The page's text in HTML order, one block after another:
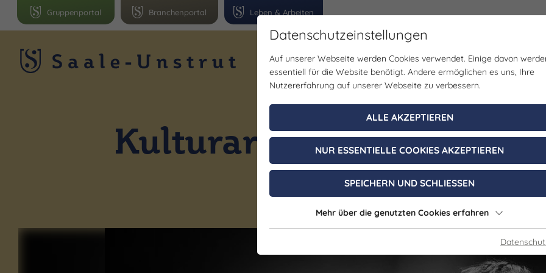
Leben & Arbeiten
Branchenportal
Gruppenportal
Region Erlebnisse Veranstaltungen Planen
Musik
Kulturarena Jena |
14. August 2026, 20:00 - 22:00 Uhr
Datenschutzeinstellungen
Auf unserer Webseite werden Cookies verwendet. Einige davon
essentiell für die Website benötigt. Andere ermöglichen es uns, Ihre
Nutzererfahrung auf unserer Webseite zu verbessern.
ALLE AKZEPTIEREN
NUR ESSENTIELLE COOKIES AKZEPTIEREN
SPEICHERN UND SCHLIESSEN
Mehr über die genutzten Cookies erfahren